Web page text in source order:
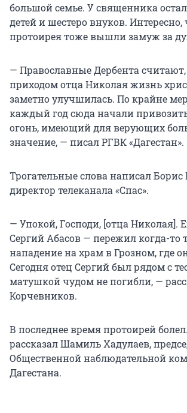
большой семье. У священника
детей и шестеро внуков. Интересно,
протоирея тоже вышли замуж за
— Православные Дербента считают,
приходом отца Николая жизнь
заметно улучшилась. По крайне
каждый год сюда начали
огонь, имеющий для верующих
значение, — писал РГВК «Дагестан».
Трогательные слова написал
директор телеканала «Спас».
— Упокой, Господи, [отца Николая].
Сергий Абасов — пережил когда-то
нападение на храм в Грозном, где
Сегодня отец Сергий был рядом с
матушкой чудом не погибли, —
Корчевников.
В последнее время протоирей
рассказал Шамиль Хадулаев,
Общественной наблюдательной
Дагестана.